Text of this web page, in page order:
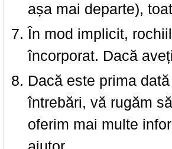
așa mai departe),
În mod implicit,
încorporat. Dacă
Dacă este prima
întrebări, vă rugăm
oferim mai multe